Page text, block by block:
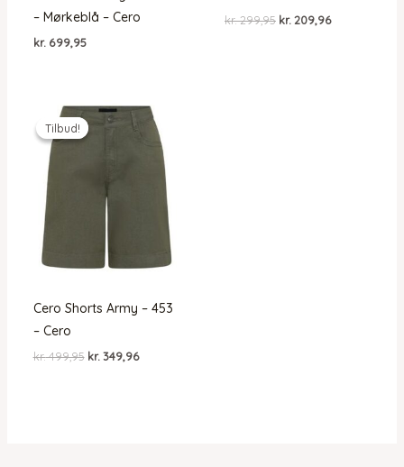
– Mørkeblå – Cero
kr. 699,95
kr.299,95 Den
kr. 209,96Den
Tilbud!
Tilbud!
Cero Shorts Army – 453
– Cero
kr.499,95 Den
kr. 349,96Den